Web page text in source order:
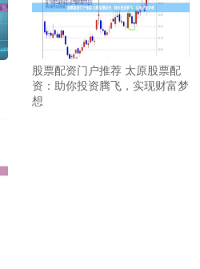
股票配资门户推荐 太原股票配
资：助你投资腾飞，实现财富梦
想